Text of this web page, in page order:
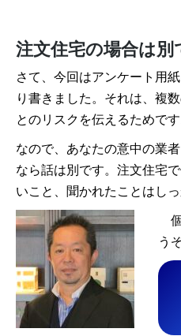
注文住宅の場合は別
さて、今回はアンケート用
り書きました。それは、複
とのリスクを伝えるためです
なので、あなたの意中の業
なら話は別です。注文住宅
いこと、聞かれたことはし
う